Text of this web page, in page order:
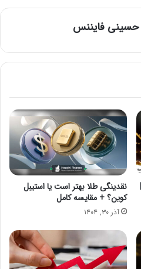
حسینی‌ فایننس
نقدینگی طلا بهتر است یا استیبل
کوین؟ + مقایسه کامل
آذر ۳۰, ۱۴۰۴